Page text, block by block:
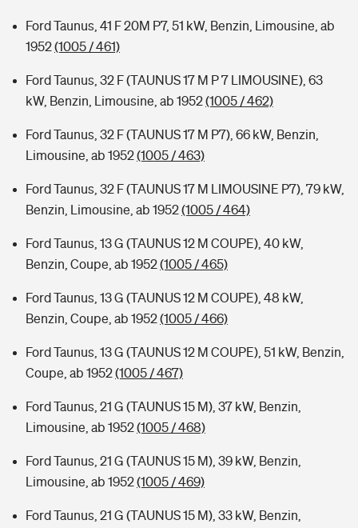
Ford Taunus, 41 F 20M P7, 51 kW, Benzin, Limousine, ab
1952(1005 / 461)
Ford Taunus, 32 F (TAUNUS 17 M P 7 LIMOUSINE), 63
kW, Benzin, Limousine, ab 1952(1005 / 462)
Ford Taunus, 32 F (TAUNUS 17 M P7), 66 kW, Benzin,
Limousine, ab 1952(1005 / 463)
Ford Taunus, 32 F (TAUNUS 17 M LIMOUSINE P7), 79 kW,
Benzin, Limousine, ab 1952(1005 / 464)
Ford Taunus, 13 G (TAUNUS 12 M COUPE), 40 kW,
Benzin, Coupe, ab 1952(1005 / 465)
Ford Taunus, 13 G (TAUNUS 12 M COUPE), 48 kW,
Benzin, Coupe, ab 1952(1005 / 466)
Ford Taunus, 13 G (TAUNUS 12 M COUPE), 51 kW, Benzin,
Coupe, ab 1952(1005 / 467)
Ford Taunus, 21 G (TAUNUS 15 M), 37 kW, Benzin,
Limousine, ab 1952(1005 / 468)
Ford Taunus, 21 G (TAUNUS 15 M), 39 kW, Benzin,
Limousine, ab 1952(1005 / 469)
Ford Taunus, 21 G (TAUNUS 15 M), 33 kW, Benzin,